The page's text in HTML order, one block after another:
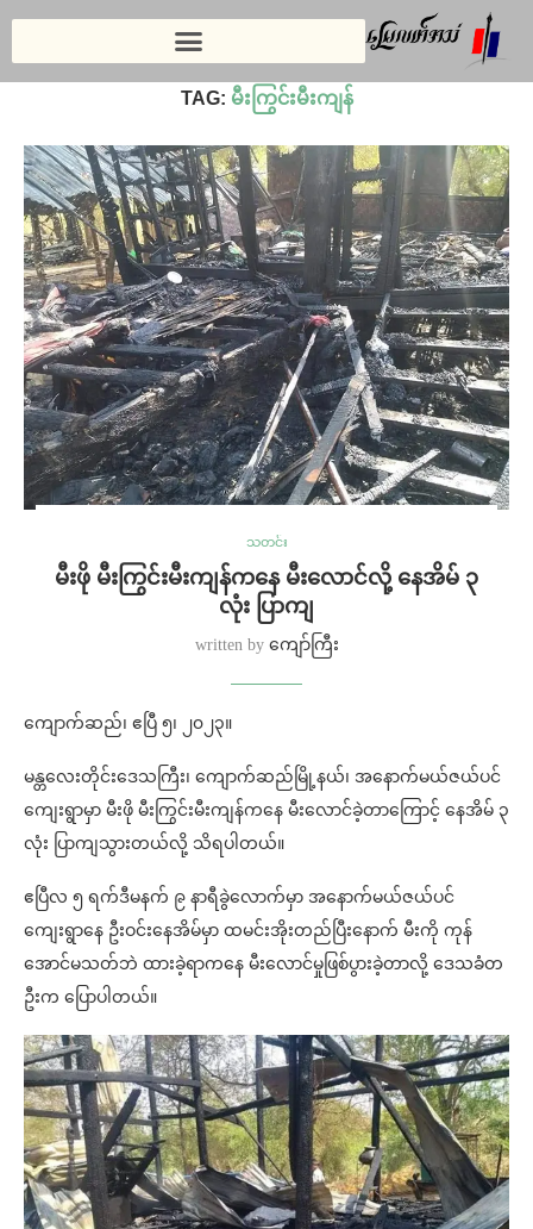
မီးကြွင်းမီးကျန်
TAG: မီးကြွင်းမီးကျန်
သတင်း
မီးဖို မီးကြွင်းမီးကျန်ကနေ မီးလောင်လို့ နေအိမ် ၃
လုံး ပြာကျ
written by ကျော်ကြီး
ကျောက်ဆည်၊ ဧပြီ ၅၊ ၂၀၂၃။
မန္တလေးတိုင်းဒေသကြီး၊ ကျောက်ဆည်မြို့နယ်၊ အနောက်မယ်ဇယ်ပင်
ကျေးရွာမှာ မီးဖို မီးကြွင်းမီးကျန်ကနေ မီးလောင်ခဲ့တာကြောင့် နေအိမ် ၃
လုံး ပြာကျသွားတယ်လို့ သိရပါတယ်။
ဧပြီလ ၅ ရက်ဒီမနက် ၉ နာရီခွဲ‌လောက်မှာ အနောက်မယ်ဇယ်ပင်
ကျေးရွာနေ ဦးဝင်းနေအိမ်မှာ ထမင်းအိုးတည်ပြီးနောက် မီးကို ကုန်
အောင်မသတ်ဘဲ ထားခဲ့ရာကနေ မီးလောင်မှုဖြစ်ပွားခဲ့တာလို့ ဒေသခံတ
ဦးက ပြောပါတယ်။